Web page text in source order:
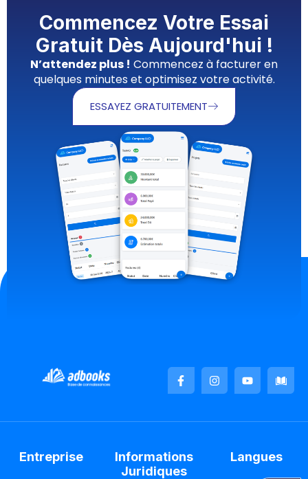
Commencez Votre Essai
Gratuit Dès Aujourd'hui !
N’attendez plus ! Commencez à facturer en
quelques minutes et optimisez votre activité.
ESSAYEZ GRATUITEMENT
Entreprise
Informations
Juridiques
Langues